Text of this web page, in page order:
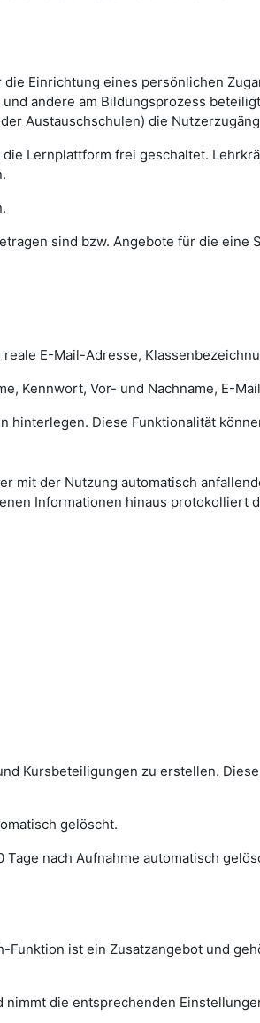
Einrichtung eines persönlichen
andere am Bildungsprozess
Austauschschulen) die
Lernplattform frei geschaltet.
sind bzw. Angebote für die eine
E-Mail-Adresse,
Vor- und Nachname, E-
hinterlegen. Diese Funktionalität
mit der Nutzung automatisch
Informationen hinaus protokolliert
Kursbeteiligungen zu erstellen.
gelöscht.
nach Aufnahme automatisch
ist ein Zusatzangebot und
die entsprechenden